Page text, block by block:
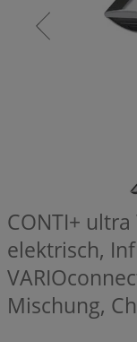
CONTI+
elektrisch,
Mischung,